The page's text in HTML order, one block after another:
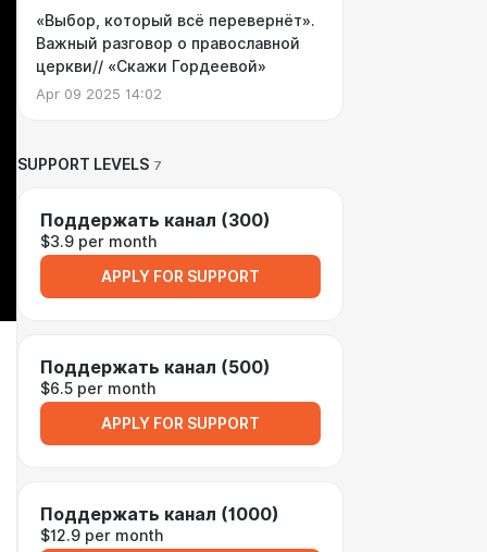
«Выбор, который всё перевернёт».
Важный разговор о православной
церкви// «Скажи Гордеевой»
Apr 09 2025 14:02
SUPPORT LEVELS 7
Поддержать канал (300)
$3.9 per month
APPLY FOR SUPPORT
Поддержать канал (500)
$6.5 per month
APPLY FOR SUPPORT
Поддержать канал (1000)
$12.9 per month